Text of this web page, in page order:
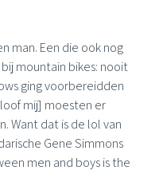
man. Een die ook nog
mountain bikes: nooit
ging voorbereidden
mij] moesten er
Want dat is de lol van
Gene Simmons
men and boys is the